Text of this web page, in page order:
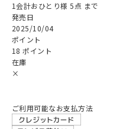
1会計おひとり様 5点 まで
発売日
2025/10/04
ポイント
18 ポイント
在庫
×
ご利用可能なお支払方法